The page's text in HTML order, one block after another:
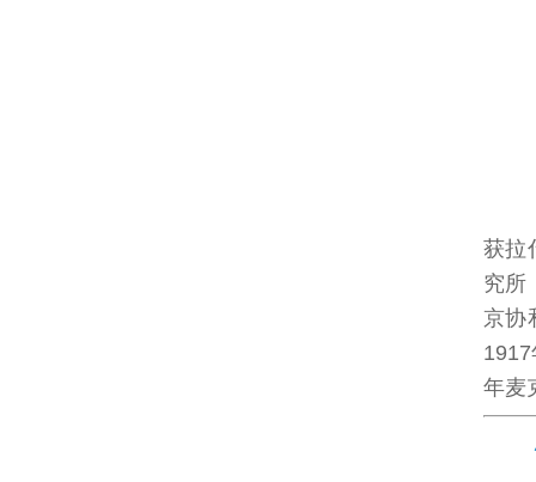
获拉
究所
京协
年麦